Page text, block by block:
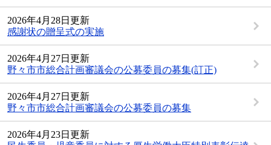
2026年4月28日更新
感謝状の贈呈式の実施
2026年4月27日更新
野々市市総合計画審議会の公募委員の募集(訂正)
2026年4月27日更新
野々市市総合計画審議会の公募委員の募集
2026年4月23日更新